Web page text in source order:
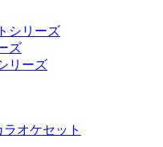
シリーズ
ズ
リーズ
オケセット